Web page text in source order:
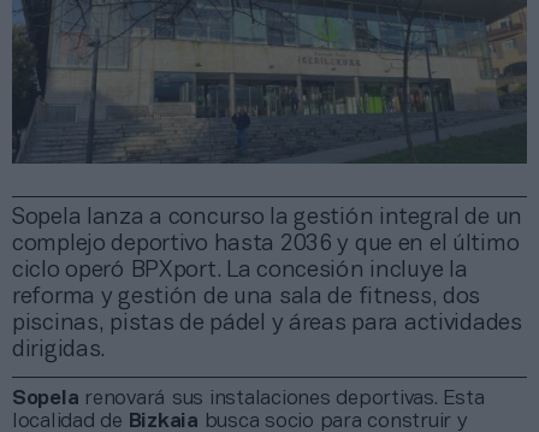
Sopela lanza a concurso la gestión integral de un
complejo deportivo hasta 2036 y que en el último
ciclo operó BPXport. La concesión incluye la
reforma y gestión de una sala de fitness, dos
piscinas, pistas de pádel y áreas para actividades
dirigidas.
Sopela renovará sus instalaciones deportivas. Esta
localidad de Bizkaia busca socio para construir y